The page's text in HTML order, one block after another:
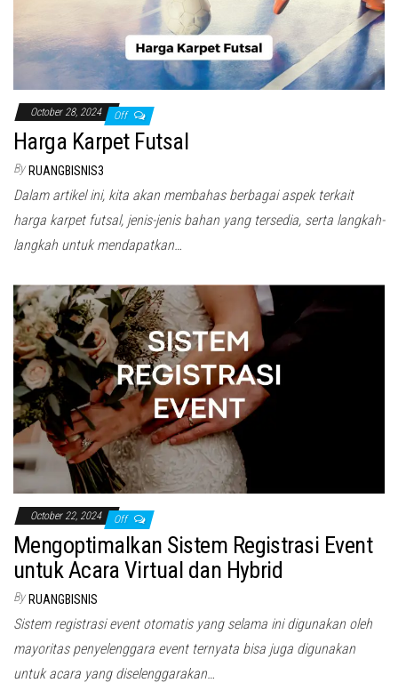
October 28, 2024 Off
Harga Karpet Futsal
By RUANGBISNIS3
Dalam artikel ini, kita akan membahas berbagai aspek terkait
harga karpet futsal, jenis-jenis bahan yang tersedia, serta langkah-
langkah untuk mendapatkan…
October 22, 2024 Off
Mengoptimalkan Sistem Registrasi Event
untuk Acara Virtual dan Hybrid
By RUANGBISNIS
Sistem registrasi event otomatis yang selama ini digunakan oleh
mayoritas penyelenggara event ternyata bisa juga digunakan
untuk acara yang diselenggarakan…